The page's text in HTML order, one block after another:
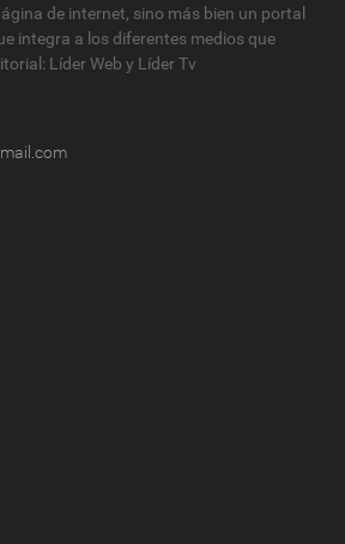
de internet, sino más bien un portal
integra a los diferentes medios que
Líder Web y Líder Tv